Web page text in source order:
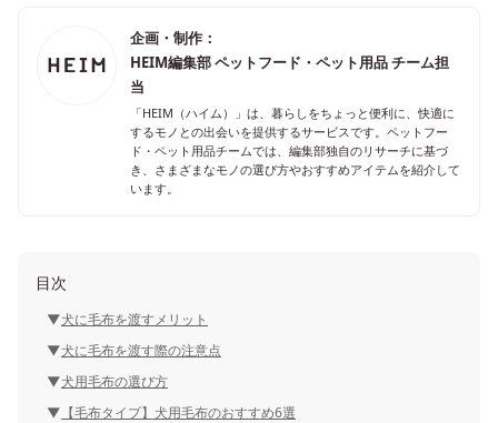
企画・制作：
HEIM編集部 ペットフード・ペット用品 チーム担
当
「HEIM（ハイム）」は、暮らしをちょっと便利に、快適に
するモノとの出会いを提供するサービスです。ペットフー
ド・ペット用品チームでは、編集部独自のリサーチに基づ
き、さまざまなモノの選び方やおすすめアイテムを紹介して
います。
目次
犬に毛布を渡すメリット
犬に毛布を渡す際の注意点
犬用毛布の選び方
【毛布タイプ】犬用毛布のおすすめ6選